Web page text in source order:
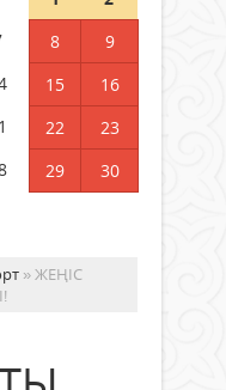
8
9
15
16
22
23
29
30
» ЖЕҢІС